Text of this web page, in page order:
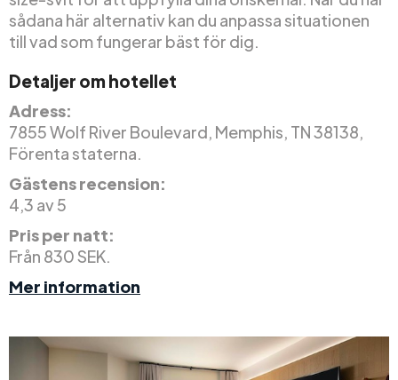
sådana här alternativ kan du anpassa situationen
till vad som fungerar bäst för dig.
Detaljer om hotellet
Adress:
7855 Wolf River Boulevard, Memphis, TN 38138,
Förenta staterna.
Gästens recension:
4,3 av 5
Pris per natt:
Från 830 SEK.
Mer information